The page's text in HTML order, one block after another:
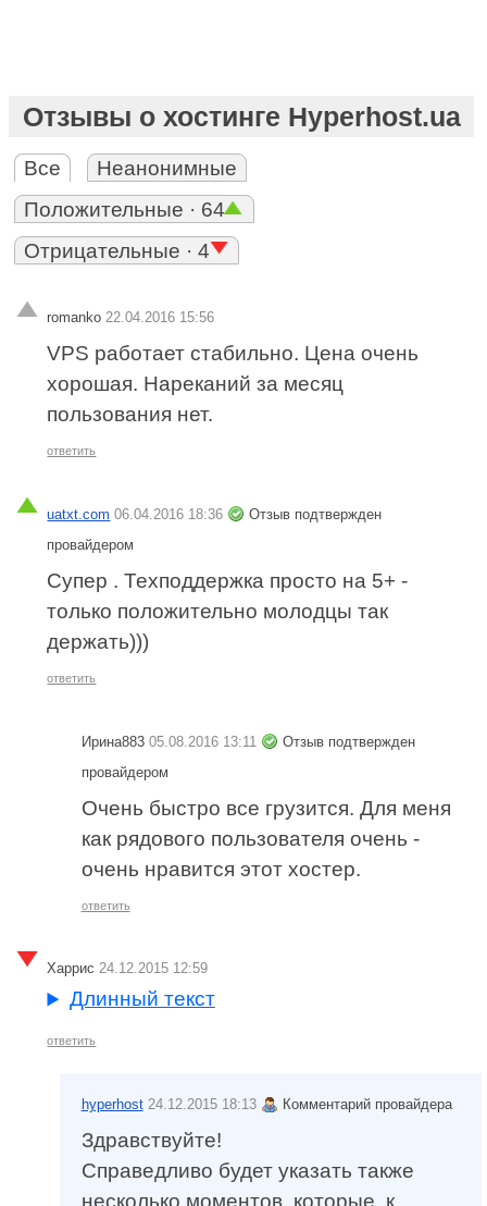
Отзывы о хостинге Hyperhost.ua
Все
Неанонимные
Положительные · 64
Отрицательные · 4
romanko 22.04.2016 15:56
VPS работает стабильно. Цена очень
хорошая. Нареканий за месяц
пользования нет.
ответить
uatxt.com 06.04.2016 18:36
Отзыв подтвержден
провайдером
Супер . Техподдержка просто на 5+ -
только положительно молодцы так
держать)))
ответить
Ирина883 05.08.2016 13:11
Отзыв подтвержден
провайдером
Очень быстро все грузится. Для меня
как рядового пользователя очень -
очень нравится этот хостер.
ответить
Харрис 24.12.2015 12:59
Длинный текст
ответить
hyperhost 24.12.2015 18:13 Комментарий провайдера
Здравствуйте!
Справедливо будет указать также
несколько моментов, которые, к